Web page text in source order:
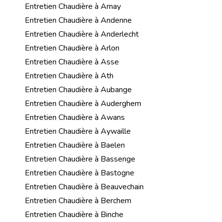
Entretien Chaudière à Amay
Entretien Chaudière à Andenne
Entretien Chaudière à Anderlecht
Entretien Chaudière à Arlon
Entretien Chaudière à Asse
Entretien Chaudière à Ath
Entretien Chaudière à Aubange
Entretien Chaudière à Auderghem
Entretien Chaudière à Awans
Entretien Chaudière à Aywaille
Entretien Chaudière à Baelen
Entretien Chaudière à Bassenge
Entretien Chaudière à Bastogne
Entretien Chaudière à Beauvechain
Entretien Chaudière à Berchem
Entretien Chaudière à Binche